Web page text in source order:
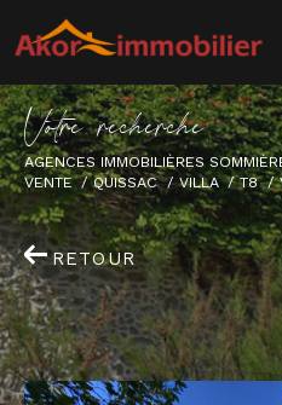
Votre recherche
AGENCES IMMOBILIÈRES
VENTE
QUISSAC VILLA T8
RETOUR